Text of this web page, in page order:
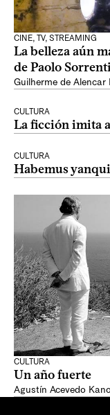
CINE, TV, STREAMING
La belleza aún
de Paolo
Guilherme de Alencar
CULTURA
La ficción imita
CULTURA
Habemus yanqui
CULTURA
Un año fuerte
Agustín Acevedo